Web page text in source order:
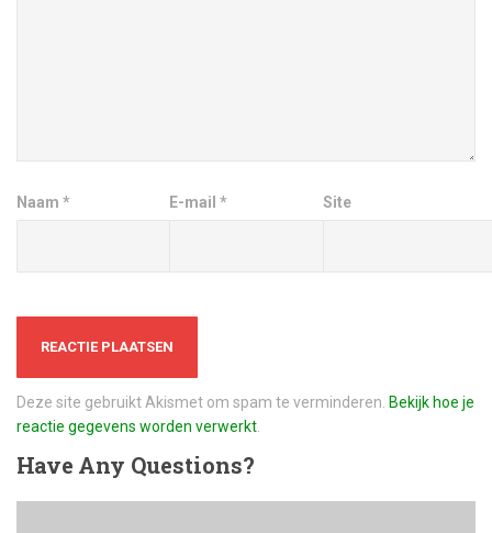
Naam * E-mail* Site
Deze site gebruikt Akismet om spam te verminderen. Bekijk hoe je
reactie gegevens worden verwerkt
HaveAny Questions?